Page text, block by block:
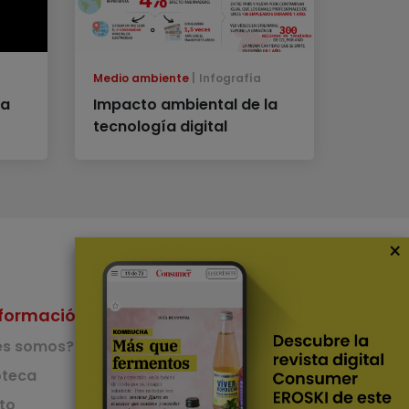
Medio ambiente Infografía
Impacto ambiental de la
tecnología digital
somos?
Nuestras Apps
App de recetas
×